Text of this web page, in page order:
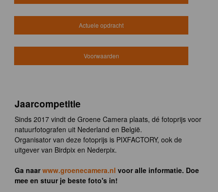
Actuele opdracht
Voorwaarden
Jaarcompetitie
Sinds 2017 vindt de Groene Camera plaats, dé fotoprijs voor
natuurfotografen uit Nederland en België.
Organisator van deze fotoprijs is PIXFACTORY, ook de
uitgever van Birdpix en Nederpix.
Ga naarwww.groenecamera.nl voor alle informatie. Doe
mee en stuur je beste foto's in!